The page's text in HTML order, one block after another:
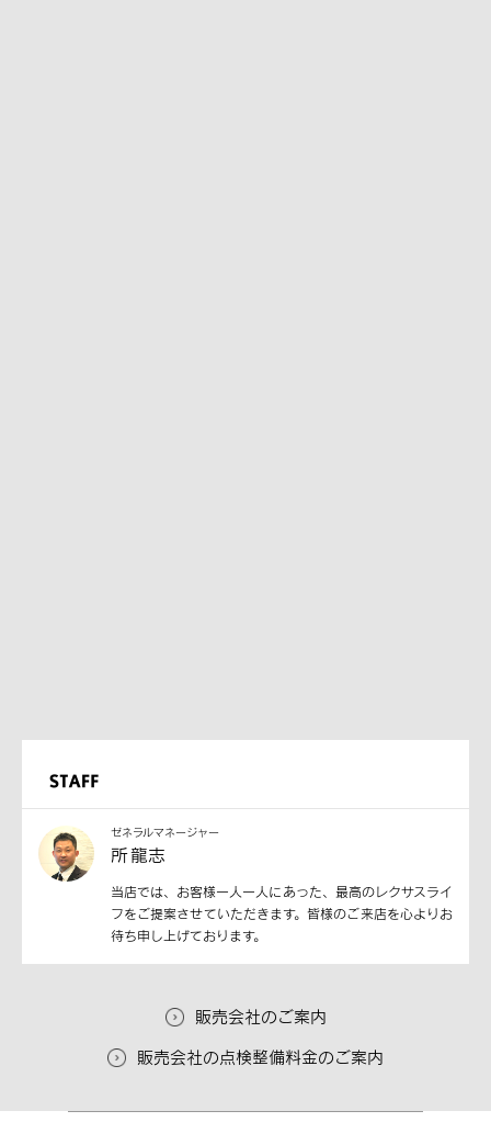
ゼネラルマネージャー
所 龍志
当店では、お客様一人一人にあった、最高のレクサスライ
フをご提案させていただきます。皆様のご来店を心よりお
待ち申し上げております。
販売会社のご案内
販売会社の点検整備料金のご案内